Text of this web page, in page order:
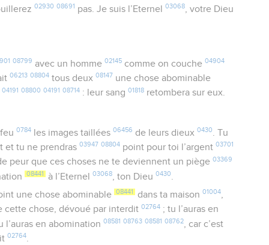
02930 08691 pas. Je suis l’Eternel03068, votre Dieu
08799 avec un homme 02145comme on couche 04904
06213 08804 tous deux08147 une chose abominable
04191 08800 04191 08714 : leur sang01818 retombera sur eux.
0784les images taillées 06456 de leurs dieux 0430
. Tu
et tu ne prendras03947 08804 point pour toi l’argent03701
peur que ces choses ne te deviennent un piège03369
08441 à l’Eternel03068 , ton Dieu0430
une chose abominable
08441 dans ta maison 01004,
cette chose, dévoué par interdit02764 ; tu l’auras en
l’auras en abomination08581 08763 08581 08762
, car c’est
02764